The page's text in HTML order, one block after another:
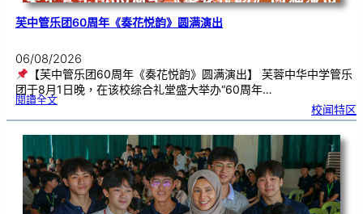
芙中管乐团60周年《奏花悦韵》圆满演出
06/08/2026
【芙中管乐团60周年《奏花悦韵》圆满演出】 芙蓉中华中学管乐
团于8月1日晚，在该校综合礼堂盛大举办“60周年…
閱讀全文:芙
乐
6
0
《
奏
花
悦
韵
》
圆
满
演
出
校闻特区